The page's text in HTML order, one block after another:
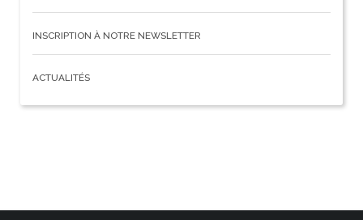
INSCRIPTION À NOTRE NEWSLETTER
ACTUALITÉS